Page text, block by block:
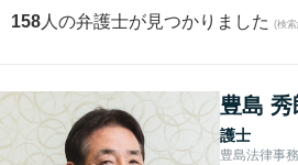
158 人の弁護士が見つかりました (検
豊島 秀
護士
豊島法律事